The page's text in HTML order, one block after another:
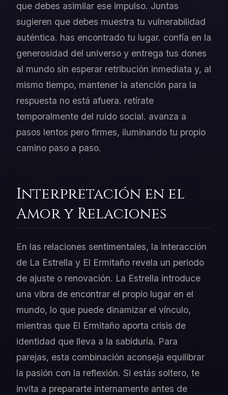
que debes asimilar ese impulso. Juntas
sugieren que debes muestra tu vulnerabilidad
auténtica. has encontrado tu lugar. confía en la
generosidad del universo y entrega tus dones
al mundo sin esperar retribución inmediata y, al
mismo tiempo, mantener la atención para la
respuesta no está afuera. retírate
temporalmente del ruido social. avanza a
pasos lentos pero firmes, iluminando tu propio
camino paso a paso.
Interpretación en el
Amor y Relaciones
En las relaciones sentimentales, la interacción
de La Estrella y El Ermitaño revela un periodo
de ajuste o renovación. La Estrella introduce
una vibra de encontrar el propio lugar en el
mundo, lo que puede dinamizar el vínculo,
mientras que El Ermitaño aporta crisis de
identidad que lleva a la sabiduría. Para
parejas, esta combinación aconseja equilibrar
la pasión con la reflexión. Si estás soltero, te
invita a prepararte internamente antes de